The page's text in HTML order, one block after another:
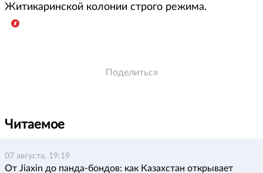
Житикаринской колонии строго режима.
Поделиться
Читаемое
07 августа, 19:19
От Jiaxin до панда-бондов: как Казахстан открывает